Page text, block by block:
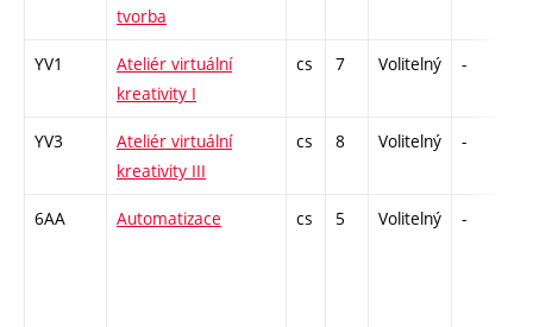
tvorba
YV1
Ateliér virtuální
kreativity I
cs 7 Volitelný -
YV3
Ateliér virtuální
kreativity III
cs 8 Volitelný -
6AA Automatizace cs 5 Volitelný -